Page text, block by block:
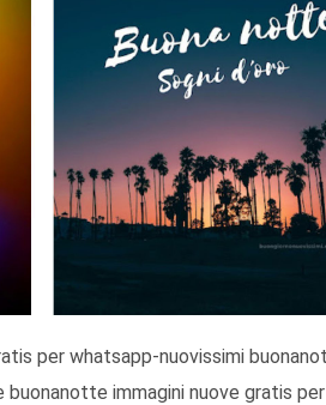
immagini nuove gratis per